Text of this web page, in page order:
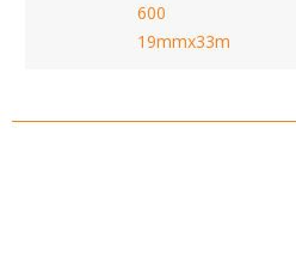
600
19mmx33m